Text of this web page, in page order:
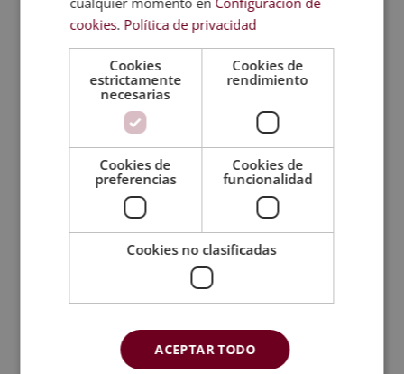
MBA Fotografía, Imagen, Vídeo y Web
precio
original
595,00€
precio
cookies. Política de privacidad
Cookies
estrictamente
necesarias
Cookies de
rendimiento
Cookies de
preferencias
Cookies de
funcionalidad
Cookies no clasificadas
ACEPTAR TODO